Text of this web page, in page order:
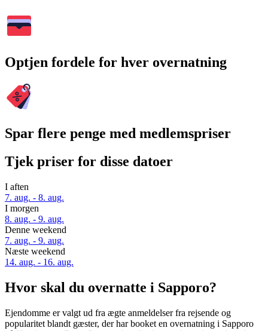
Optjen fordele for hver overnatning
Spar flere penge med medlemspriser
Tjek priser for disse datoer
I aften
7. aug. - 8. aug.
I morgen
8. aug. - 9. aug.
Denne weekend
7. aug. - 9. aug.
Næste weekend
14. aug. - 16. aug.
Hvor skal du overnatte i Sapporo?
Ejendomme er valgt ud fra ægte anmeldelser fra rejsende og
popularitet blandt gæster, der har booket en overnatning i Sapporo